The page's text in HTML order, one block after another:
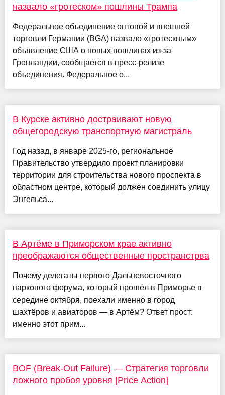
назвало «гротеском» пошлины Трампа
Федеральное объединение оптовой и внешней
торговли Германии (BGA) назвало «гротескным»
объявление США о новых пошлинах из-за
Гренландии, сообщается в пресс-релизе
объединения. Федеральное о...
В Курске активно достраивают новую
общегородскую транспортную магистраль
Год назад, в январе 2025-го, региональное
Правительство утвердило проект планировки
территории для строительства нового проспекта в
областном центре, который должен соединить улицу
Энгельса...
В Артёме в Приморском крае активно
преображаются общественные пространстрва
Почему делегаты первого Дальневосточного
паркового форума, который прошёл в Приморье в
середине октября, поехали именно в город
шахтёров и авиаторов — в Артём? Ответ прост:
именно этот прим...
BOF (Break-Out Failure) — Стратегия торговли
ложного пробоя уровня [Price Action]